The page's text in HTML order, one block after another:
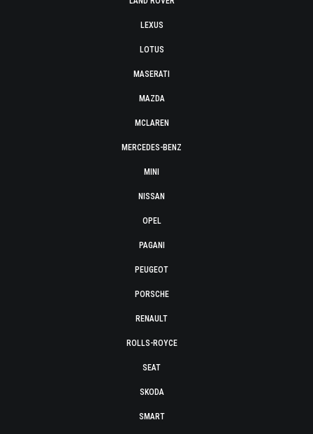
LEXUS
LOTUS
MASERATI
MAZDA
MCLAREN
MERCEDES-BENZ
MINI
NISSAN
OPEL
PAGANI
PEUGEOT
PORSCHE
RENAULT
ROLLS-ROYCE
SEAT
SKODA
SMART